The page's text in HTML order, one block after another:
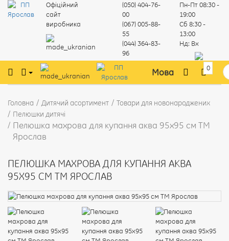
Офіційний
сайт
виробника
(050) 404-76-
00
(067) 005-88-
55
(044) 364-83-
96
Пн-Пт08:30 -
19:00
Сб 8:30 -
13:00
Нд: Вх
Мова 0
Головна Дитячий асортимент
Товари для новонароджених
Пелюшки дитячі
Пелюшка махрова для купання аква 95х95 см ТМ
Ярослав
ПЕЛЮШКА МАХРОВА ДЛЯ КУПАННЯ АКВА
95Х95 СМ ТМ ЯРОСЛАВ